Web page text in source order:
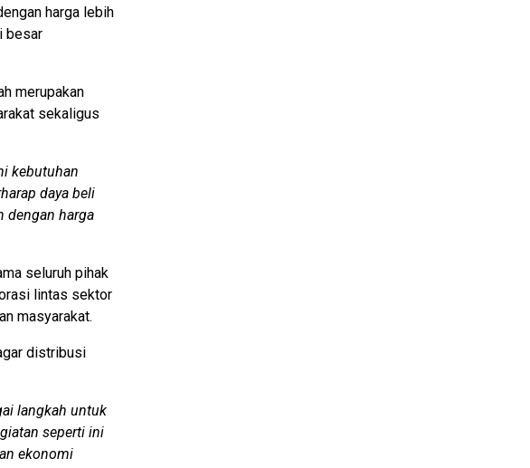
harga lebih
besar
merupakan
sekaligus
kebutuhan
daya beli
dengan harga
seluruh pihak
lintas sektor
masyarakat.
distribusi
langkah untuk
seperti ini
ekonomi